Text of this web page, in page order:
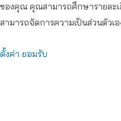
ของคุณ คุณสามารถศึกษารายละ
สามารถจัดการความเป็นส่วนตัวเ
ตั้งค่า ยอมรับ